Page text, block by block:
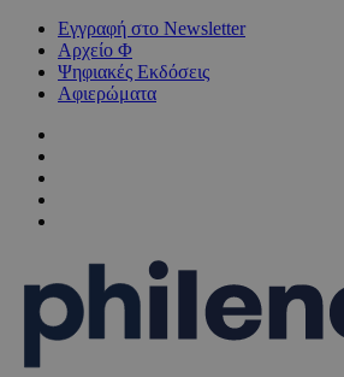
Εγγραφή στο Newsletter
Αρχείο Φ
Ψηφιακές Εκδόσεις
Αφιερώματα